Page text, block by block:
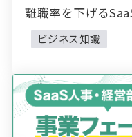
離職率を下げる
ビジネス知識